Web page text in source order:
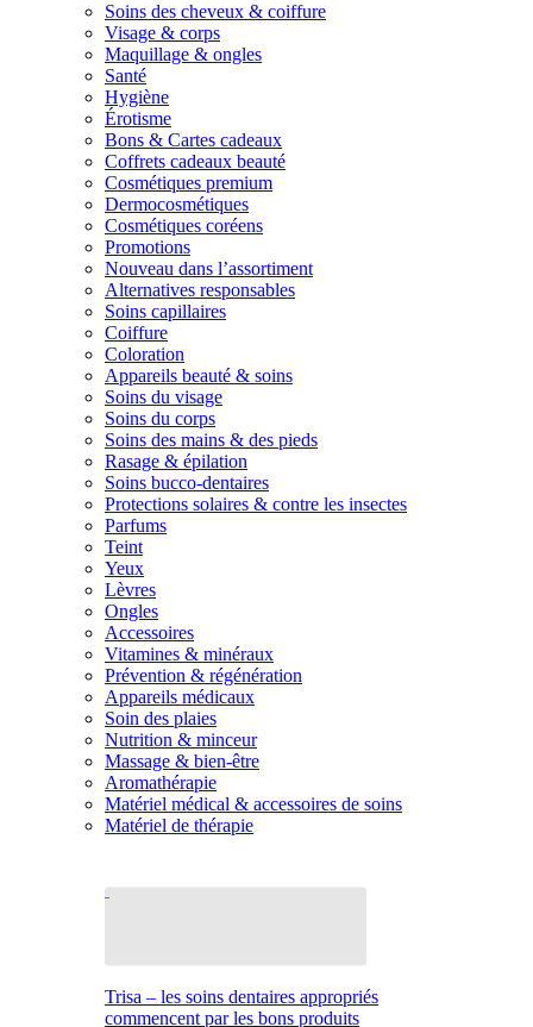
Soins des cheveux & coiffure
Visage & corps
Maquillage & ongles
Santé
Hygiène
Érotisme
Bons & Cartes cadeaux
Coffrets cadeaux beauté
Cosmétiques premium
Dermocosmétiques
Cosmétiques coréens
Promotions
Nouveau dans l’assortiment
Alternatives responsables
Soins capillaires
Coiffure
Coloration
Appareils beauté & soins
Soins du visage
Soins du corps
Soins des mains & des pieds
Rasage & épilation
Soins bucco-dentaires
Protections solaires & contre les insectes
Parfums
Teint
Yeux
Lèvres
Ongles
Accessoires
Vitamines & minéraux
Prévention & régénération
Appareils médicaux
Soin des plaies
Nutrition & minceur
Massage & bien-être
Aromathérapie
Matériel médical & accessoires de soins
Matériel de thérapie
Trisa – les soins dentaires appropriés
commencent par les bons produits